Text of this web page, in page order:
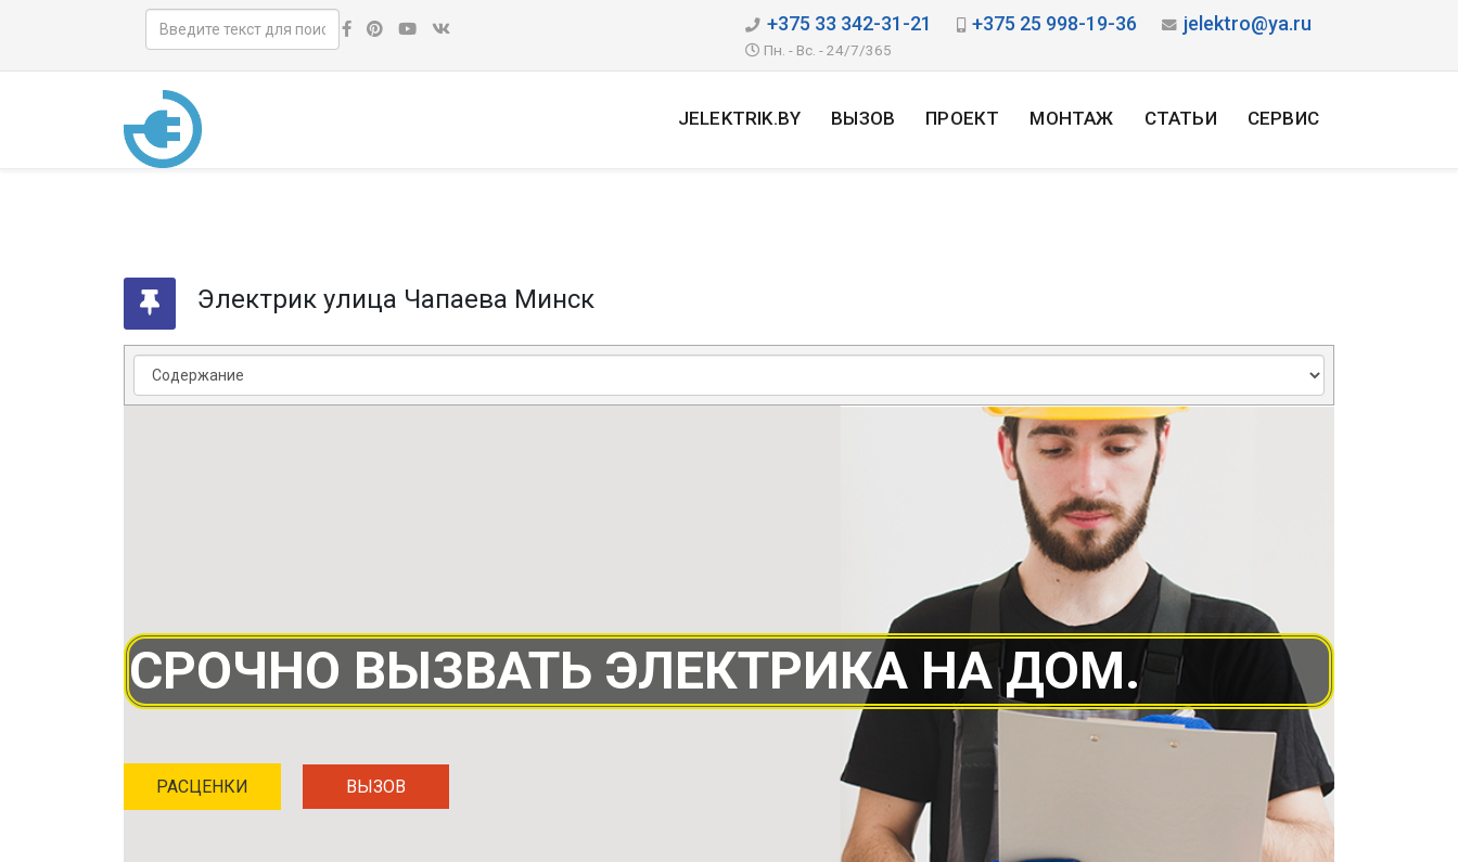
+375 33 342-31-21 +375 25 998-19-36 jelektro@ya.ru
Пн. - Вс. - 24/7/365
JELEKTRIK.BY ВЫЗОВ ПРОЕКТ МОНТАЖ СТАТЬИ СЕРВИС
Электрик улица Чапаева Минск
СРОЧНО ВЫЗВАТЬ ЭЛЕКТРИКА НА ДОМ.
РАСЦЕНКИ ВЫЗОВ